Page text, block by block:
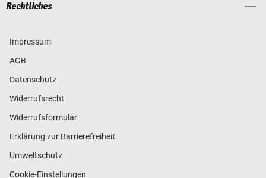
Rechtliches
Impressum
AGB
Datenschutz
Widerrufsrecht
Widerrufsformular
Erklärung zur Barrierefreiheit
Umweltschutz
Cookie-Einstellungen